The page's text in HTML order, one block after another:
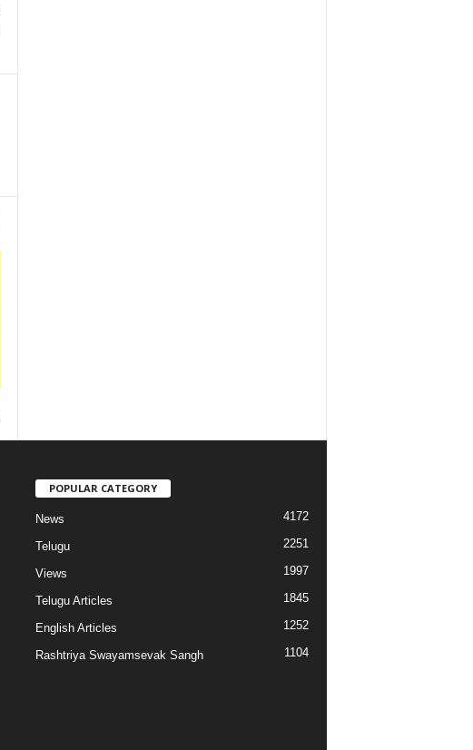
POPULAR CATEGORY
News 4172
Telugu 2251
Views 1997
Telugu Articles 1845
English Articles 1252
Rashtriya Swayamsevak Sangh 1104